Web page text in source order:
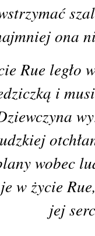
ona
Rue legło
i
wobec
w życie
jej